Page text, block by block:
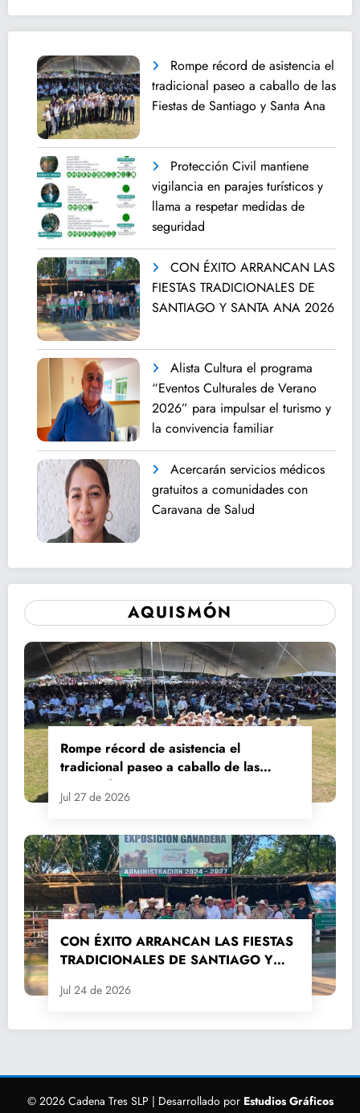
Rompe récord de asistencia el
tradicional paseo a caballo de las
Fiestas de Santiago y Santa Ana
Protección Civil mantiene
vigilancia en parajes turísticos y
llama a respetar medidas de
seguridad
CON ÉXITO ARRANCAN LAS
FIESTAS TRADICIONALES DE
SANTIAGO Y SANTA ANA 2026
Alista Cultura el programa
“Eventos Culturales de Verano
2026” para impulsar el turismo y
la convivencia familiar
Acercarán servicios médicos
gratuitos a comunidades con
Caravana de Salud
AQUISMÓN
Rompe récord de asistencia el
tradicional paseo a caballo de las
Fiestas de Santiago y Santa Ana
Jul 27 de 2026
CON ÉXITO ARRANCAN LAS FIESTAS
TRADICIONALES DE SANTIAGO Y
Jul 24 de 2026
© 2026 Cadena Tres SLP | Desarrollado por Estudios Gráficos